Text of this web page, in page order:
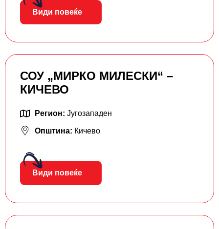
Види повеќе
СОУ „МИРКО МИЛЕСКИ“ –
КИЧЕВО
Регион: Југозападен
Општина: Кичево
Види повеќе